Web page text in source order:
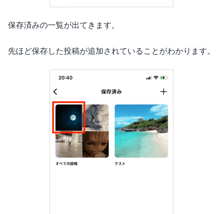
保存済みの一覧が出てきます。
先ほど保存した投稿が追加されていることがわかります。